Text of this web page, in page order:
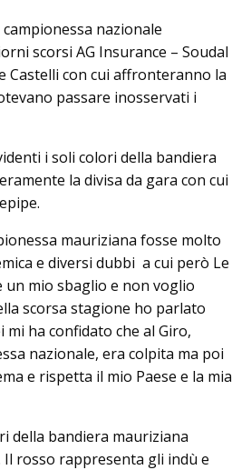
nazionale
scorsi AG Insurance – Soudal
Castelli con cui affronteranno la
passare inosservati i
i soli colori della bandiera
la divisa da gara con cui
mauriziana fosse molto
e diversi dubbi a cui però Le
un mio sbaglio e non voglio
scorsa stagione ho parlato
mi ha confidato che al Giro,
nazionale, era colpita ma poi
e rispetta il mio Paese e la mia
della bandiera mauriziana
rosso rappresenta gli indù e